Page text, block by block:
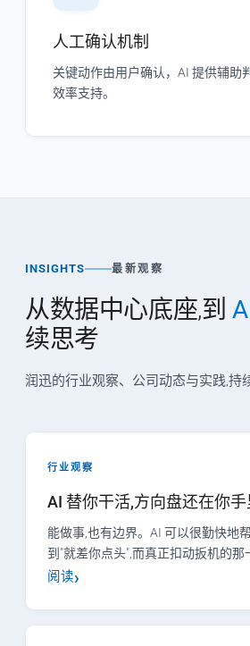
人工确认机制
关键动作由用户确认，AI 提供辅助
效率支持。
INSIGHTS 最新观察
从数据中心底座,到
续思考
润迅的行业观察、公司动态与实践,持
行业观察
AI 替你干活,方向盘还在你手
能做事,也有边界。AI 可以很勤快地
到"就差你点头",而真正扣动扳机的那
阅读